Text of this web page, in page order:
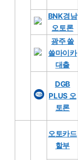
BNK경남
오토론
광주 쏠
쏠마이카
대출
DGB
PLUS 오
토론
오토카드
할부